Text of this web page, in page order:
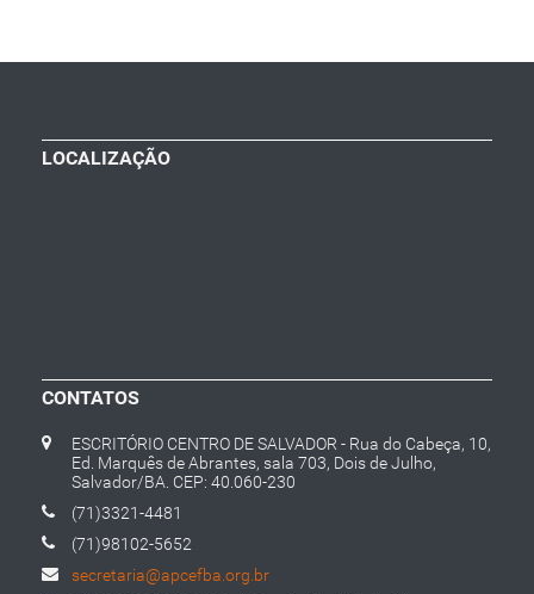
LOCALIZAÇÃO
CONTATOS
ESCRITÓRIO CENTRO DE SALVADOR - Rua do Cabeça, 10,
Ed. Marquês de Abrantes, sala 703, Dois de Julho,
Salvador/BA. CEP: 40.060-230
(71)3321-4481
(71)98102-5652
secretaria@apcefba.org.br